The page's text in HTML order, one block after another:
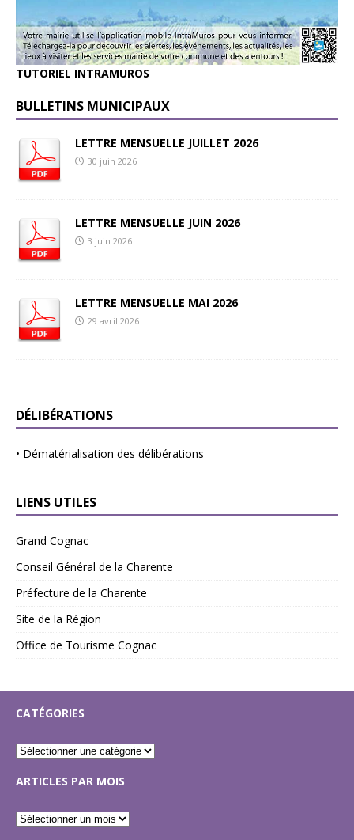
TUTORIEL INTRAMUROS
BULLETINS MUNICIPAUX
LETTRE MENSUELLE JUILLET 2026
30 juin 2026
LETTRE MENSUELLE JUIN 2026
3 juin 2026
LETTRE MENSUELLE MAI 2026
29 avril 2026
DÉLIBÉRATIONS
• Dématérialisation des délibérations
LIENS UTILES
Grand Cognac
Conseil Général de la Charente
Préfecture de la Charente
Site de la Région
Office de Tourisme Cognac
CATÉGORIES
ARTICLES PAR MOIS